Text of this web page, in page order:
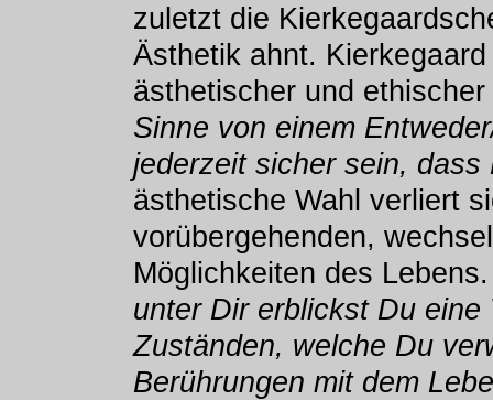
zuletzt die
Ästhetik ahnt.
ästhetischer und
Sinne von einem
jederzeit sicher sein,
ästhetische Wahl verliert
vorübergehenden,
Möglichkeiten des
unter Dir erblickst Du
Zuständen, welche Du
Berührungen mit dem